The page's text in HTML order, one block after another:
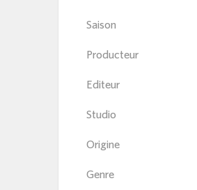
Saison
Producteur
Editeur
Studio
Origine
Genre